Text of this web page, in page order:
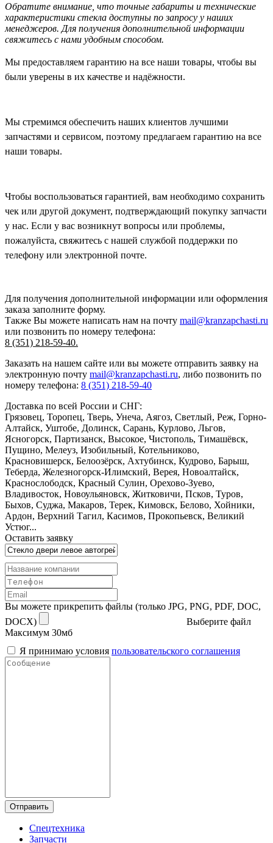
Обратите внимание, что точные габариты и технические
характеристики стекла доступны по запросу у наших
менеджеров. Для получения дополнительной информации
свяжитесь с нами удобным способом.
Мы предоставляем гарантию на все наши товары, чтобы вы
были уверены в их качестве и надёжности.
Мы стремимся обеспечить наших клиентов лучшими
запчастями и сервисом, поэтому предлагаем гарантию на все
наши товары.
Чтобы воспользоваться гарантией, вам необходимо сохранить
чек или другой документ, подтверждающий покупку запчасти
у нас. Если у вас возникнут вопросы или проблемы,
пожалуйста, свяжитесь с нашей службой поддержки по
телефону или электронной почте.
Для получения дополнительной информации или оформления
заказа заполните форму.
Также Вы можете написать нам на почту mail@kranzapchasti.ru
или позвонить по номеру телефона:
8 (351) 218-59-40.
Заказать на нашем сайте или вы можете отправить заявку на
электронную почту mail@kranzapchasti.ru, либо позвонить по
номеру телефона: 8 (351) 218-59-40
Доставка по всей России и СНГ:
Грязовец, Торопец, Тверь, Унеча, Аягоз, Светлый, Реж, Горно-
Алтайск, Уштобе, Долинск, Сарань, Курлово, Льгов,
Ясногорск, Партизанск, Высокое, Чистополь, Тимашёвск,
Пущино, Мелеуз, Изобильный, Котельниково,
Красновишерск, Белоозёрск, Ахтубинск, Кудрово, Барыш,
Теберда, Железногорск-Илимский, Верея, Новоалтайск,
Краснослободск, Красный Сулин, Орехово-Зуево,
Владивосток, Новоульяновск, Житковичи, Псков, Туров,
Быхов, Суджа, Макаров, Терек, Кимовск, Белово, Хойники,
Ардон, Верхний Тагил, Касимов, Прокопьевск, Великий
Устюг...
Оставить заявку
Вы можете прикрепить файлы (только JPG, PNG, PDF, DOC,
DOCX)
Выберите файл
Максимум 30мб
Я принимаю условия пользовательского соглашения
Отправить
Спецтехника
Запчасти